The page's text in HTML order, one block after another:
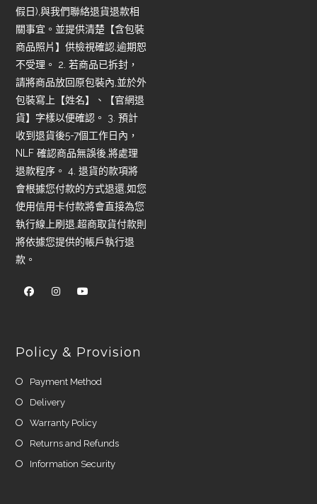
假日),與我們聯絡退貨退款相
關事宜。並提供清楚【含包裝
商品照片】供檢視確認,逾期恕
不受理。 2. 若商品已拆封，
請將商品放回原包裝內,並於外
包裝寫上【姓名】、【官網退
貨】字樣以便確認。 3. 預計
收到退貨後5-7個工作日內，
NLF 確認商品無誤後,將處理
退款程序。 4. 退貨的款項將
會根據您付款的方式退還,如您
使用信用卡付款將會直接為您
執行線上刷退,超商取貨付款則
將依據您提供的帳戶執行退
款。
Policy & Provision
Payment Method
Delivery
Warranty Policy
Returns and Refunds
Information Security